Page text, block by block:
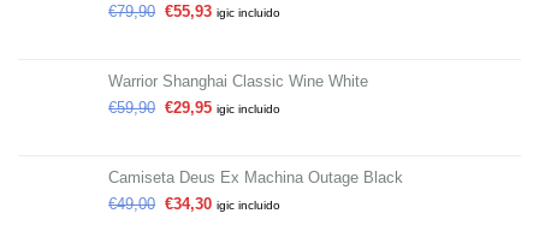
€79,90 €55,93 igic incluido
Warrior Shanghai Classic Wine White
€59,90 €29,95 igic incluido
Camiseta Deus Ex Machina Outage Black
€49,00 €34,30 igic incluido